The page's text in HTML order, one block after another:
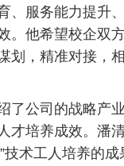
、服务能力提升
。他希望校企双
划，精准对接，
了公司的战略产
才培养成效。潘
技术工人培养的